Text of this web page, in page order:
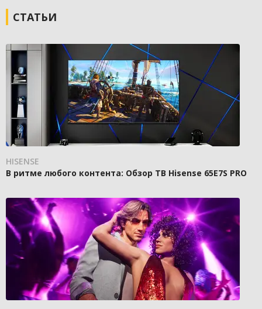
СТАТЬИ
HISENSE
В ритме любого контента: Обзор ТВ Hisense 65E7S PRO